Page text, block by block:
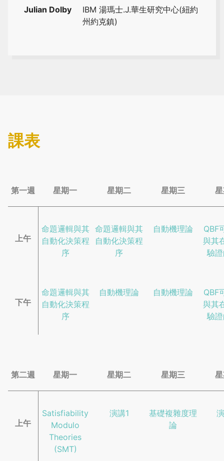
Julian Dolby
IBM 湯瑪士.J.華生研究中心(紐約
州約克鎮)
課表
第一週 星期一 星期二 星期三
上午
命題邏輯與其
自動化決策程
序
命題邏輯與其
自動化決策程
序
自動機理論
QBF
與其
驗
下午
命題邏輯與其
自動化決策程
序
自動機理論 自動機理論
QBF
與其
驗
第二週 星期一 星期二 星期三
上午
Satisfiability
Modulo
Theories
(SMT)
演講1
基礎複雜度理
論